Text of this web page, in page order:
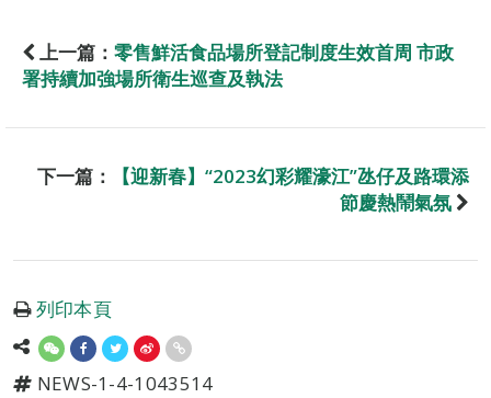
上一篇： 零售鮮活食品場所登記制度生效首周 市政
署持續加強場所衛生巡查及執法
下一篇：
【迎新春】“2023幻彩耀濠江”氹仔及路環添
節慶熱鬧氣氛
列印本頁
NEWS-1-4-1043514